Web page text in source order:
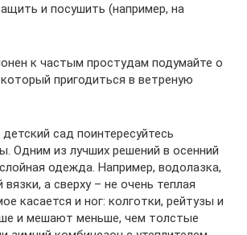
и посушить (например, на
к частым простудам подумайте о
пригодиться в ветреную
сад поинтересуйтесь
Одним из лучших решений в осенний
одежда. Например, водолазка,
вязки, а сверху – не очень теплая
касается и ног: колготки, рейтузы и
и мешают меньше, чем толстые